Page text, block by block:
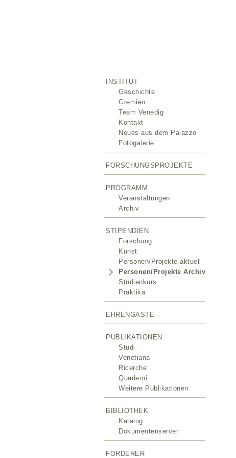
INSTITUT
Geschichte
Gremien
Team Venedig
Kontakt
Neues aus dem Palazzo
Fotogalerie
FORSCHUNGSPROJEKTE
PROGRAMM
Veranstaltungen
Archiv
STIPENDIEN
Forschung
Kunst
Personen/Projekte aktuell
Personen/Projekte Archiv
Studienkurs
Praktika
EHRENGÄSTE
PUBLIKATIONEN
Studi
Venetiana
Ricerche
Quaderni
Weitere Publikationen
BIBLIOTHEK
Katalog
Dokumentenserver
FÖRDERER